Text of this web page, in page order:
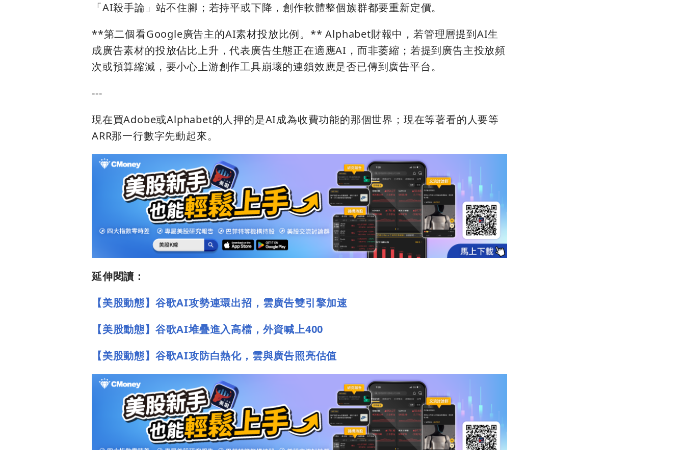
「AI殺手論」站不住腳；若持平或下降，創作軟體整個族群都要重新定價。
**第二個看Google廣告主的AI素材投放比例。** Alphabet財報中，若管理層提到AI生
成廣告素材的投放佔比上升，代表廣告生態正在適應AI，而非萎縮；若提到廣告主投放頻
次或預算縮減，要小心上游創作工具崩壞的連鎖效應是否已傳到廣告平台。
---
現在買Adobe或Alphabet的人押的是AI成為收費功能的那個世界；現在等著看的人要等
ARR那一行數字先動起來。
延伸閱讀：
【美股動態】谷歌AI攻勢連環出招，雲廣告雙引擎加速
【美股動態】谷歌AI堆疊進入高檔，外資喊上400
【美股動態】谷歌AI攻防白熱化，雲與廣告照亮估值